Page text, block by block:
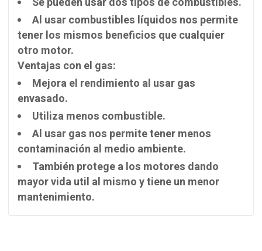
Al usar combustibles líquidos nos permite
tener los mismos beneficios que cualquier
otro motor.
Ventajas con el gas:
Mejora el rendimiento al usar gas
envasado.
Utiliza menos combustible.
Al usar gas nos permite tener menos
contaminación al medio ambiente.
También protege a los motores dando
mayor vida util al mismo y tiene un menor
mantenimiento.